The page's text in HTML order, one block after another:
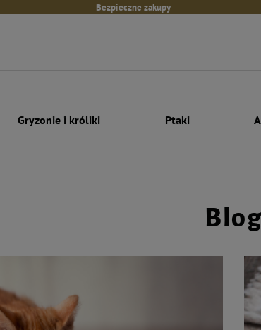
Bezpieczne zakupy
Gryzonie i króliki Ptaki
Blog